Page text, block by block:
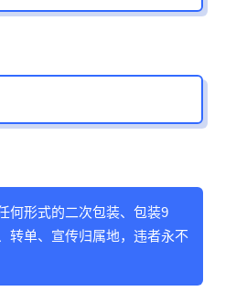
何形式的二次包装、包装9
转单、宣传归属地，违者永不